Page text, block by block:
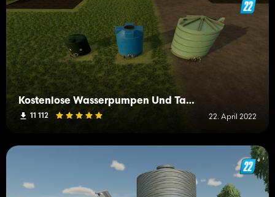
Kostenlose Wasserpumpen Und Tanks
11 112 22. April 2022